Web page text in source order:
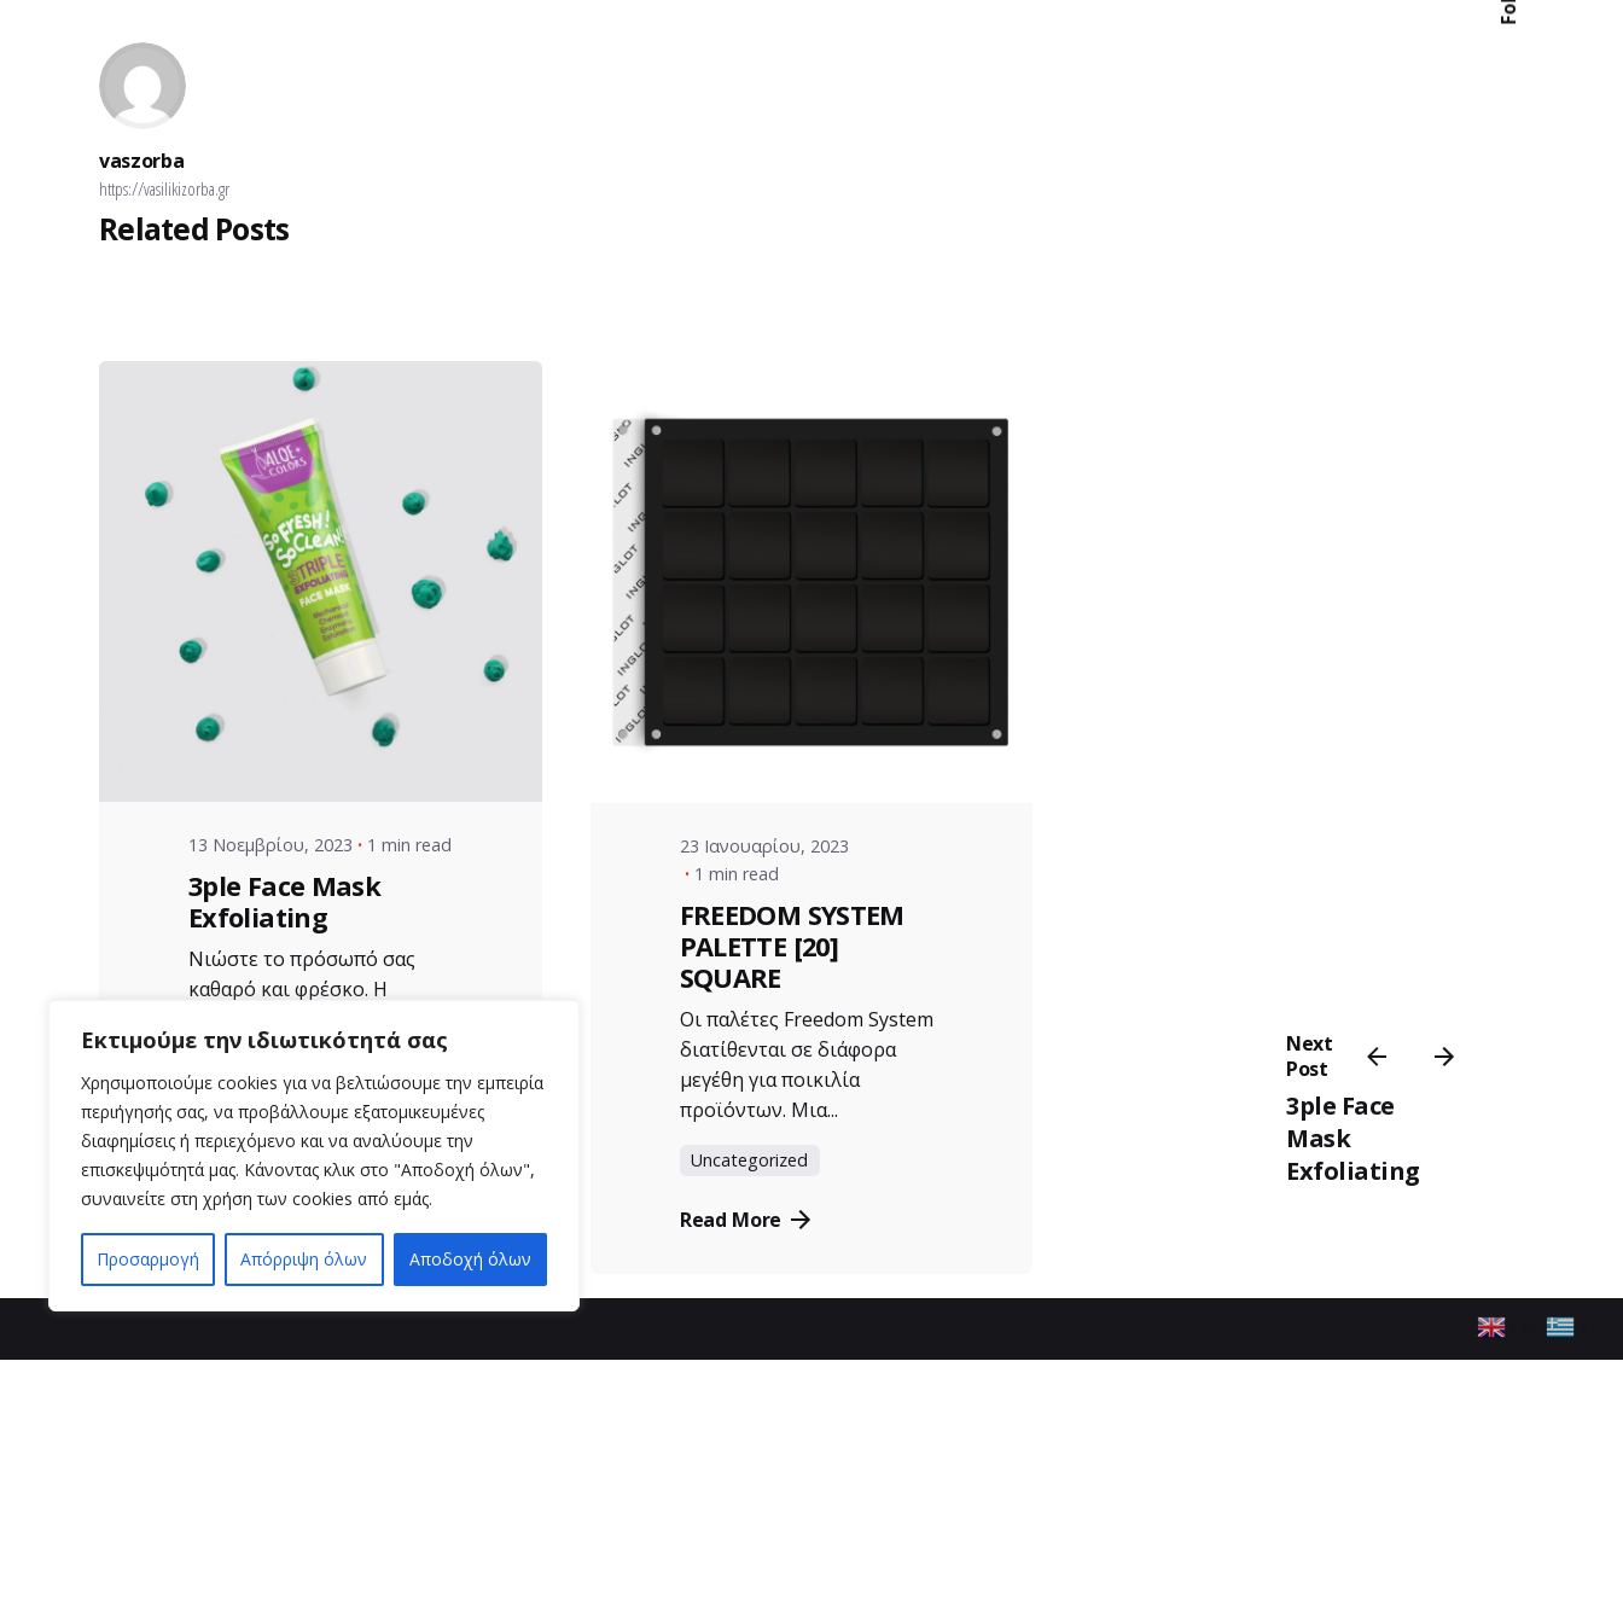
Εκτιμούμε την ιδιωτικότητά σας
Χρησιμοποιούμε cookies για να βελτιώσουμε την εμπειρία
περιήγησής σας, να προβάλλουμε εξατομικευμένες
διαφημίσεις ή περιεχόμενο και να αναλύουμε την
επισκεψιμότητά μας. Κάνοντας κλικ στο "Αποδοχή όλων",
συναινείτε στη χρήση των cookies από εμάς.
Προσαρμογή Απόρριψη όλων Αποδοχή όλων
vaszorba
https://vasilikizorba.gr
Next
Post
3ple Face
Mask
Exfoliating
Related Posts
Posted by
13 Νοεμβρίου, 2023 1 min read
3ple Face Mask
Exfoliating
Νιώστε το πρόσωπό σας
καθαρό και φρέσκο. Η
αργίλου Aloe+Colors...
Uncategorized
Read More
23 Ιανουαρίου, 2023
1 min read
FREEDOM SYSTEM
PALETTE [20]
SQUARE
Οι παλέτες Freedom System
διατίθενται σε διάφορα
μεγέθη για ποικιλία
προϊόντων. Μια...
Uncategorized
Read More